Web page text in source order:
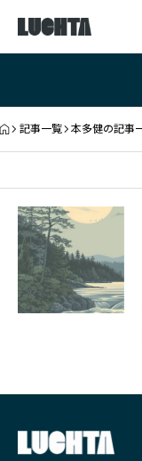
記事一覧 本多健の記事